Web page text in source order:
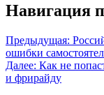
Навигация
Предыдущая:
ошибки
Далее: Как не
и фрирайду